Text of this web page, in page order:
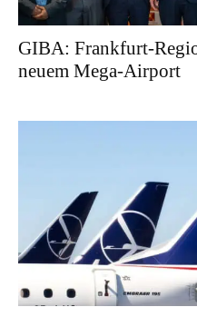
GIBA: Frankfurt-
neuem Mega-Airport